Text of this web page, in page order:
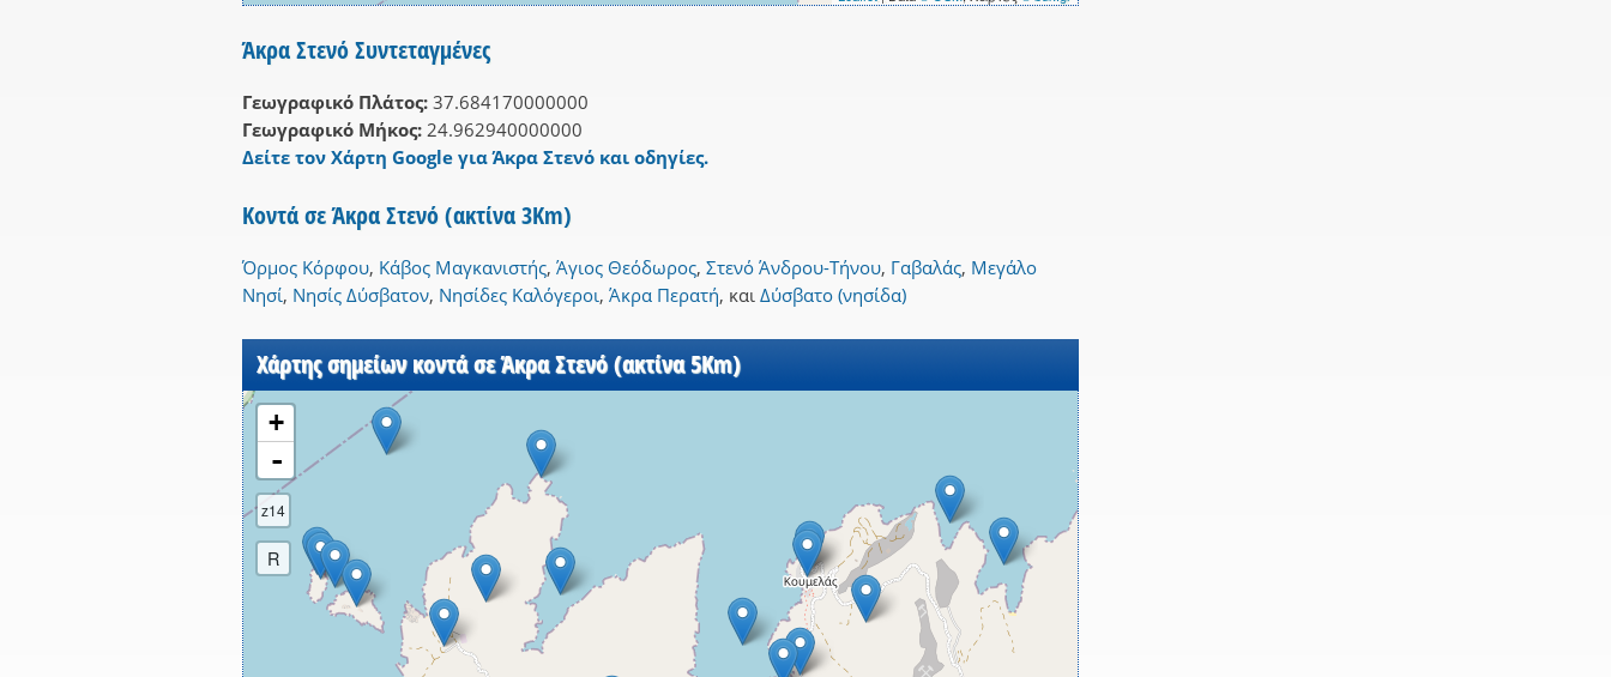
Άκρα Στενό Συντεταγμένες
Γεωγραφικό Πλάτος: 37.684170000000
Γεωγραφικό Μήκος: 24.962940000000
Δείτε τον Χάρτη Google για Άκρα Στενό και οδηγίες.
Κοντά σε Άκρα Στενό (ακτίνα 3Km)
Όρμος Κόρφου, Κάβος Μαγκανιστής, Άγιος Θεόδωρος, Στενό Άνδρου-Τήνου, Γαβαλάς, Μεγάλο
Νησί, Νησίς Δύσβατον, Νησίδες Καλόγεροι, Άκρα Περατή, και Δύσβατο (νησίδα)
Χάρτης σημείων κοντά σε Άκρα Στενό (ακτίνα 5Km)
+
-
z14
R